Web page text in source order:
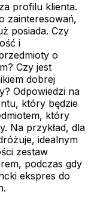
profilu klienta.
zainteresowań,
posiada. Czy
i
o
Czy jest
dobrej
Odpowiedzi na
który będzie
który
Na przykład, dla
idealnym
zestaw
podczas gdy
ekspres do